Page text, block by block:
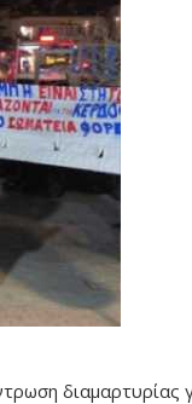
διαμαρτυρίας